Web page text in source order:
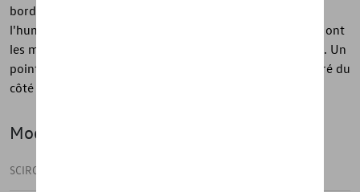
bord en forme de U retient en toute sécurité la saleté et
l'humidité. Les tapis de sol textiles parfaitement ajustés ont
les mêmes propriétés que les tapis de sol en caoutchouc. Un
point fort visuel particulier est le lettrage Scirocco intégré du
côté conducteur.
Modèle(s)
SCIROCCO